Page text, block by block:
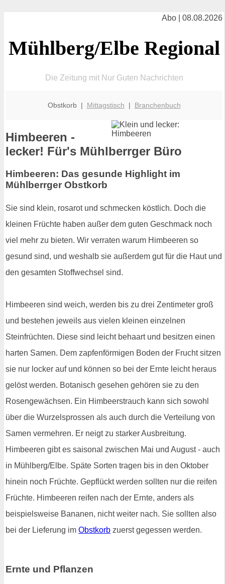
Abo | 08.08.2026
Mühlberg/Elbe Regional
Die Zeitung mit Nur Guten Nachrichten
Obstkorb | Mittagstisch | Branchenbuch
Himbeeren -
lecker! Für's Mühlberrger Büro
Himbeeren: Das gesunde Highlight im
Mühlberrger Obstkorb
Sie sind klein, rosarot und schmecken köstlich. Doch die
kleinen Früchte haben außer dem guten Geschmack noch
viel mehr zu bieten. Wir verraten warum Himbeeren so
gesund sind, und weshalb sie außerdem gut für die Haut und
den gesamten Stoffwechsel sind.
Himbeeren sind weich, werden bis zu drei Zentimeter groß
und bestehen jeweils aus vielen kleinen einzelnen
Steinfrüchten. Diese sind leicht behaart und besitzen einen
harten Samen. Dem zapfenförmigen Boden der Frucht sitzen
sie nur locker auf und können so bei der Ernte leicht heraus
gelöst werden. Botanisch gesehen gehören sie zu den
Rosengewächsen. Ein Himbeerstrauch kann sich sowohl
über die Wurzelsprossen als auch durch die Verteilung von
Samen vermehren. Er neigt zu starker Ausbreitung.
Himbeeren gibt es saisonal zwischen Mai und August - auch
in Mühlberg/Elbe. Späte Sorten tragen bis in den Oktober
hinein noch Früchte. Gepflückt werden sollten nur die reifen
Früchte. Himbeeren reifen nach der Ernte, anders als
beispielsweise Bananen, nicht weiter nach. Sie sollten also
bei der Lieferung im Obstkorb zuerst gegessen werden.
Ernte und Pflanzen